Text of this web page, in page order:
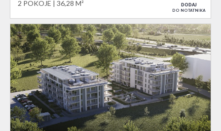
2 POKOJE 36,28 M² DODAJ
DO NOTATNIKA